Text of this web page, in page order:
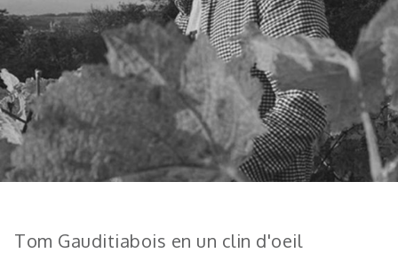
Tom Gauditiabois en un clin d'oeil